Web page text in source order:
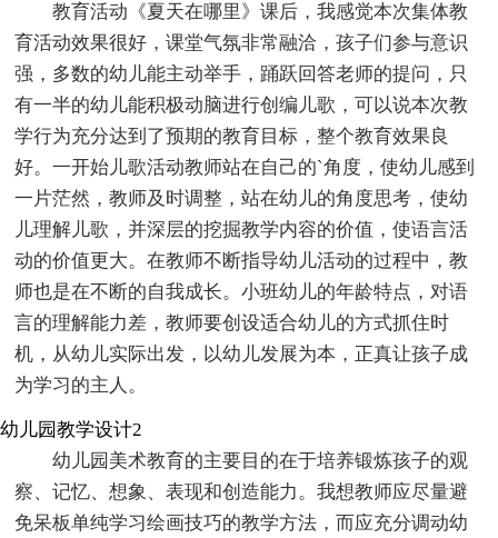
教育活动《夏天在哪里》课后，我感觉本次集体教
育活动效果很好，课堂气氛非常融洽，孩子们参与意识
强，多数的幼儿能主动举手，踊跃回答老师的提问，只
有一半的幼儿能积极动脑进行创编儿歌，可以说本次教
学行为充分达到了预期的教育目标，整个教育效果良
好。一开始儿歌活动教师站在自己的`角度，使幼儿感到
一片茫然，教师及时调整，站在幼儿的角度思考，使幼
儿理解儿歌，并深层的挖掘教学内容的价值，使语言活
动的价值更大。在教师不断指导幼儿活动的过程中，教
师也是在不断的自我成长。小班幼儿的年龄特点，对语
言的理解能力差，教师要创设适合幼儿的方式抓住时
机，从幼儿实际出发，以幼儿发展为本，正真让孩子成
为学习的主人。
幼儿园教学设计2
幼儿园美术教育的主要目的在于培养锻炼孩子的观
察、记忆、想象、表现和创造能力。我想教师应尽量避
免呆板单纯学习绘画技巧的教学方法，而应充分调动幼